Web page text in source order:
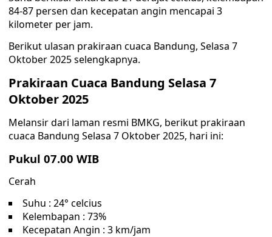
84-87 persen dan kecepatan angin mencapai 3
kilometer per jam.
Berikut ulasan prakiraan cuaca Bandung, Selasa 7
Oktober 2025 selengkapnya.
Prakiraan Cuaca Bandung Selasa 7
Oktober 2025
Melansir dari laman resmi BMKG, berikut prakiraan
cuaca Bandung Selasa 7 Oktober 2025, hari ini:
Pukul 07.00 WIB
Cerah
Suhu : 24° celcius
Kelembapan : 73%
Kecepatan Angin : 3 km/jam